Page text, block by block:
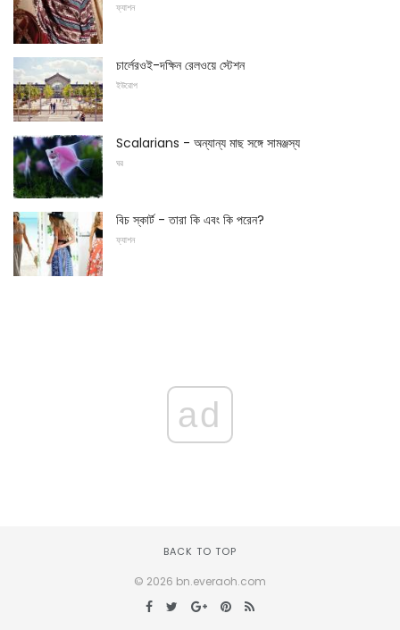
ফ্যাশন
চার্লেরওই-দক্ষিন রেলওয়ে স্টেশন
ইউরোপ
Scalarians - অন্যান্য মাছ সঙ্গে সামঞ্জস্য
ঘর
বিচ স্কার্ট - তারা কি এবং কি পরেন?
ফ্যাশন
ad
BACK TO TOP
© 2026 bn.everaoh.com